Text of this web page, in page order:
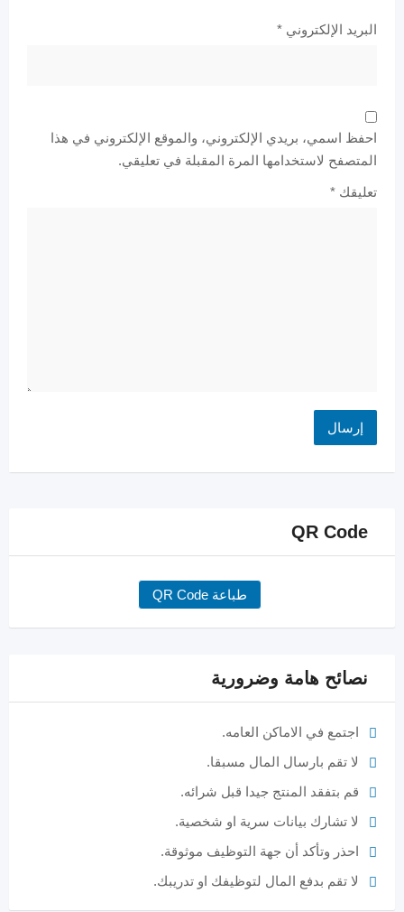
البريد الإلكتروني *
احفظ اسمي، بريدي الإلكتروني، والموقع الإلكتروني في هذا
المتصفح لاستخدامها المرة المقبلة في تعليقي.
تعليقك *
QR Code
طباعة QR Code
نصائح هامة وضرورية
اجتمع في الاماكن العامه.
لا تقم بارسال المال مسبقا.
قم بتفقد المنتج جيدا قبل شرائه.
لا تشارك بيانات سرية او شخصية.
احذر وتأكد أن جهة التوظيف موثوقة.
لا تقم بدفع المال لتوظيفك او تدريبك.